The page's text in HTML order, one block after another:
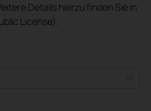
Details hierzu finden Sie in
License).